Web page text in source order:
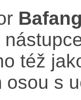
též
osou s